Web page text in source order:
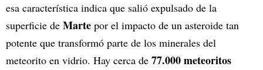
esa característica indica que salió expulsado de la
superficie de Marte por el impacto de un asteroide tan
potente que transformó parte de los minerales del
meteorito en vidrio. Hay cerca de 77.000 meteoritos